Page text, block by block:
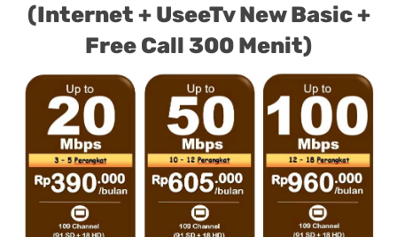
(Internet + UseeTv New Basic +
Free Call 300 Menit)